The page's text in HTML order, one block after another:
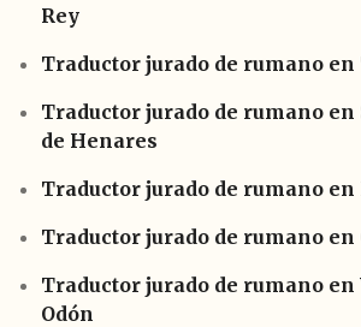
Rey
Traductor jurado de rumano en
Traductor jurado de rumano en
de Henares
Traductor jurado de rumano
Traductor jurado de rumano
Traductor jurado de rumano
Odón